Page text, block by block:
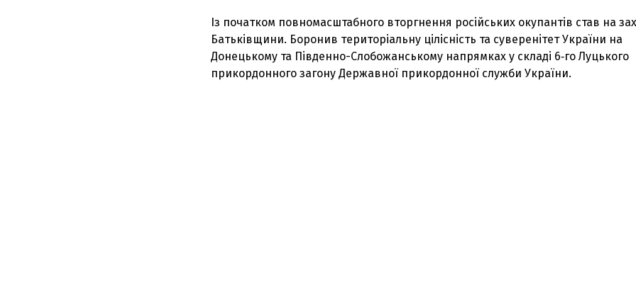
Із початком повномасштабного вторгнення російських окупантів став на
Батьківщини. Боронив територіальну цілісність та суверенітет України на
Донецькому та Південно-Слобожанському напрямках у складі 6‑го Луцького
прикордонного загону Державної прикордонної служби України.